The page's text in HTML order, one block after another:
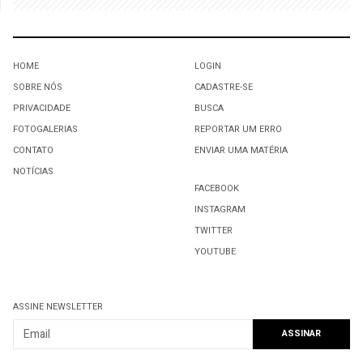
HOME
SOBRE NÓS
PRIVACIDADE
FOTOGALERIAS
CONTATO
NOTÍCIAS
LOGIN
CADASTRE-SE
BUSCA
REPORTAR UM ERRO
ENVIAR UMA MATÉRIA
FACEBOOK
INSTAGRAM
TWITTER
YOUTUBE
ASSINE NEWSLETTER